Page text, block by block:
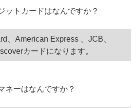
ットカードはなんですか？
、American Express 、JCB、
カードになります。
ネーはなんですか？